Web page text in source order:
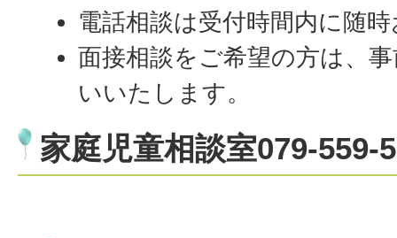
電話相談は受付時間内に随
面接相談をご希望の方は、
いいたします。
家庭児童相談室079-559-